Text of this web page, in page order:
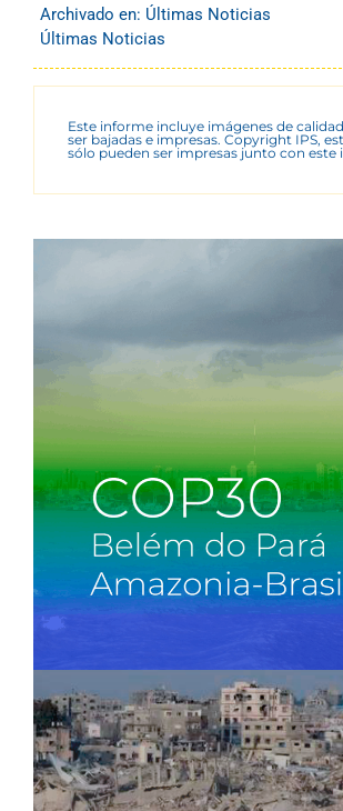
Archivado en: Últimas Noticias
Últimas Noticias
Este informe incluye imágenes de
ser bajadas e impresas. Copyright IPS,
sólo pueden ser impresas junto con este